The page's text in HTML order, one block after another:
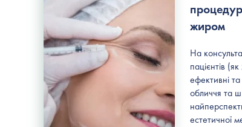
жиром
На
пацієнтів
ефективні
обличчя та
естетичної